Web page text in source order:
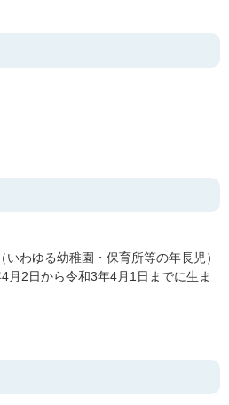
わゆる幼稚園・保育所等の年長児）
月2日から令和3年4月1日までに生ま